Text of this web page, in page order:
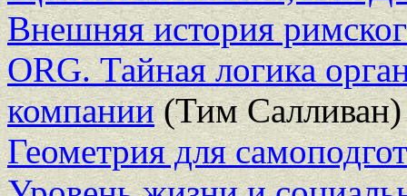
Внешняя история
ORG. Тайная логика
компании(Тим Салливан)
Геометрия для